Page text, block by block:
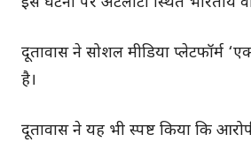
दूतावास ने सोशल मीडिया प्लेटफॉर्म
है।
दूतावास ने यह भी स्पष्ट किया कि